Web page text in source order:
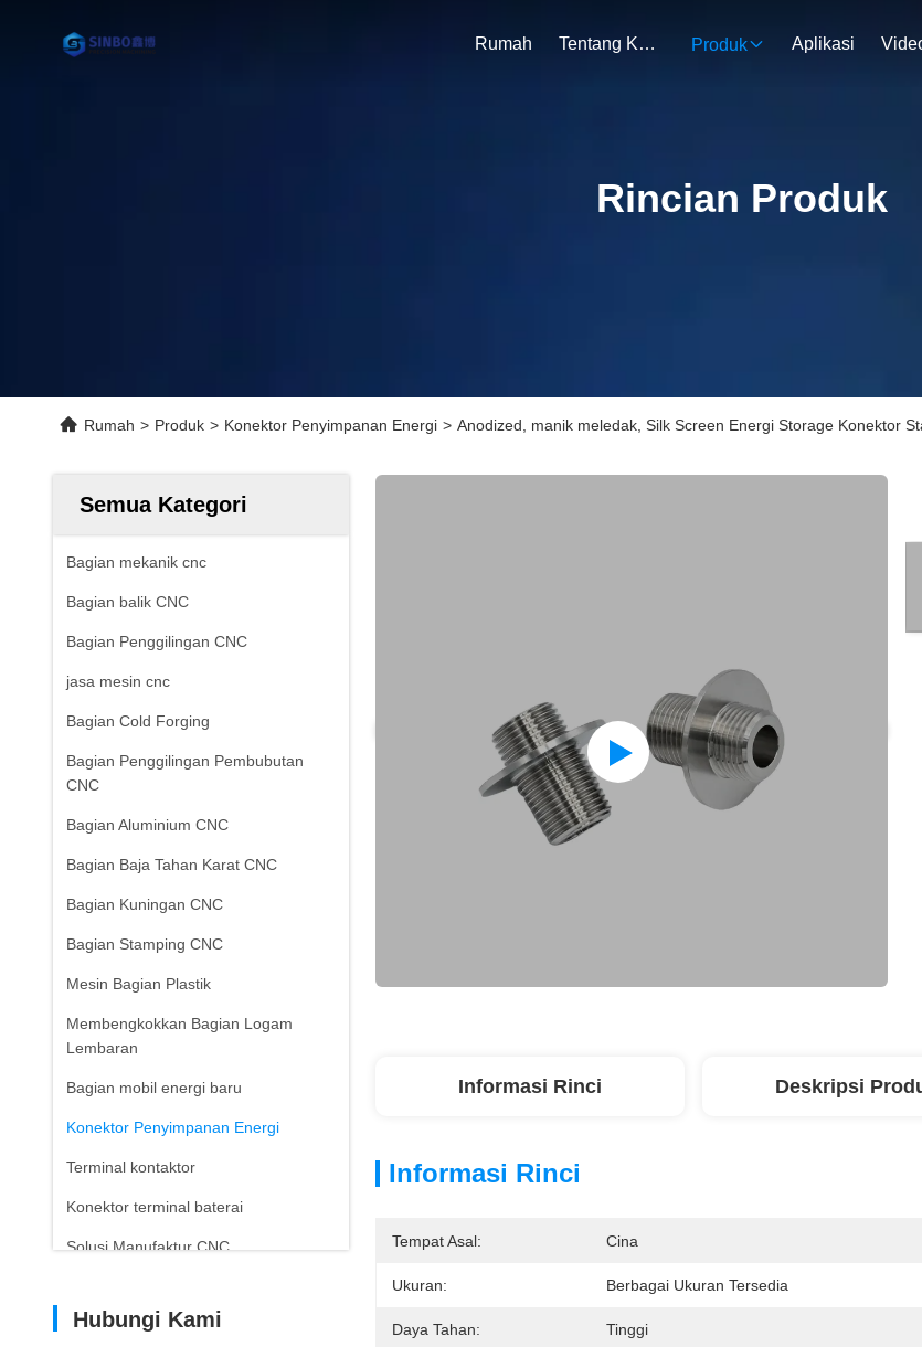
Rumah Tentang Kami Produk Aplikasi
Rincian Produk
Rumah > Produk > Konektor Penyimpanan Energi > Anodized, manik meledak, Silk Screen Energi Storage Konektor
Semua Kategori
Bagian mekanik cnc
Bagian balik CNC
Bagian Penggilingan CNC
jasa mesin cnc
Bagian Cold Forging
Bagian Penggilingan Pembubutan
CNC
Bagian Aluminium CNC
Bagian Baja Tahan Karat CNC
Bagian Kuningan CNC
Bagian Stamping CNC
Mesin Bagian Plastik
Membengkokkan Bagian Logam
Lembaran
Bagian mobil energi baru
Konektor Penyimpanan Energi
Terminal kontaktor
Konektor terminal baterai
Solusi Manufaktur CNC
Hubungi Kami
Informasi Rinci Deskripsi
Informasi Rinci
Tempat Asal: Cina
Ukuran: Berbagai Ukuran Tersedia
Daya Tahan: Tinggi